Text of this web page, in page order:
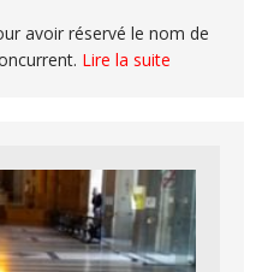
avoir réservé le nom de
Lire la suite